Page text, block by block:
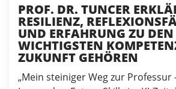
PROF. DR. TUNCER
RESILIENZ,
UND ERFAHRUNG ZU DEN
WICHTIGSTEN
ZUKUNFT GEHÖREN
„Mein steiniger Weg zur Professur